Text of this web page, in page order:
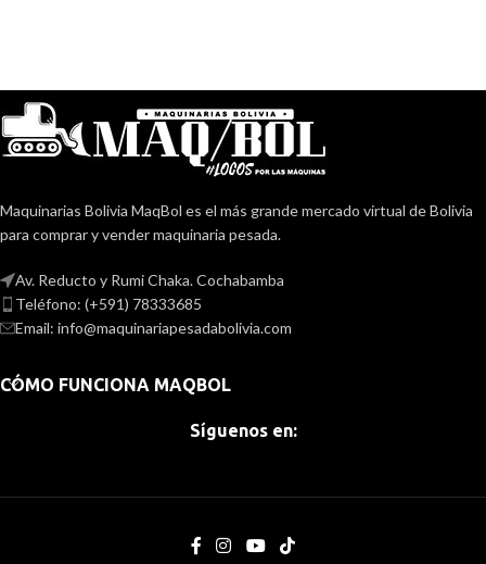
Maquinarias Bolivia MaqBol es el más grande mercado virtual de Bolivia
para comprar y vender maquinaria pesada.
Av. Reducto y Rumi Chaka. Cochabamba
Teléfono: (+591) 78333685
Email: info@maquinariapesadabolivia.com
CÓMO FUNCIONA MAQBOL
Síguenos en: